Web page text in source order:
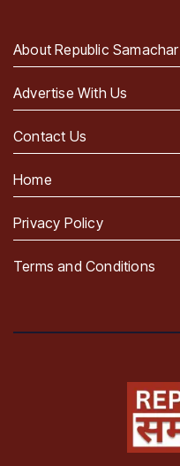
About Republic Samachar
Advertise With Us
Contact Us
Home
Privacy Policy
Terms and Conditions